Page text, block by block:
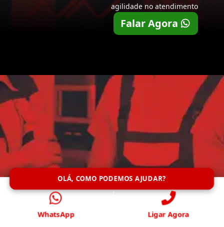
agilidade no atendimento
Falar Agora
OLÁ, COMO PODEMOS AJUDAR?
WhatsApp Ligar Agora